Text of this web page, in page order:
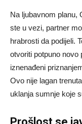
Na ljubavnom planu,
ste u vezi, partner
hrabrosti da podijeli.
otvoriti potpuno novo
iznenađeni
Ovo nije lagan
uklanja sumnje koje